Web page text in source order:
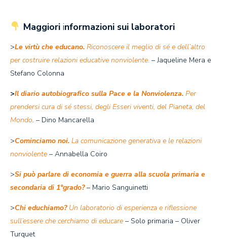
Maggiori informazioni sui laboratori
>Le virtù che educano. Riconoscere il meglio di sé e dell’altro
per costruire relazioni educative nonviolente. – Jaqueline Mera e
Stefano Colonna
>Il diario autobiografico sulla Pace e la Nonviolenza. Per
prendersi cura di sé stessi, degli Esseri viventi, del Pianeta, del
Mondo. – Dino Mancarella
>Cominciamo noi. La comunicazione generativa e le relazioni
nonviolente – Annabella Coiro
>Si può parlare di economia e guerra alla scuola primaria e
secondaria di 1°grado?– Mario Sanguinetti
>Chi educhiamo? Un laboratorio di esperienza e riflessione
sull’essere che cerchiamo di educare – Solo primaria – Oliver
Turquet